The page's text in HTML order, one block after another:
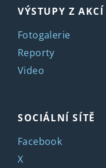
VÝSTUPY Z AKCÍ
Fotogalerie
Reporty
Video
SOCIÁLNÍ SÍTĚ
Facebook
X